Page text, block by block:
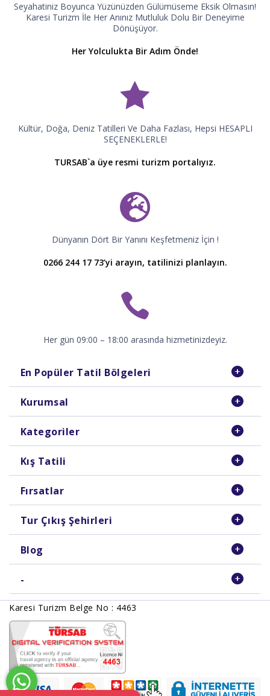
Seyahatiniz Boyunca Yüzünüzden Gülümüseme Eksik Olmasın!
Karesi Turizm İle Her Anınız Mutluluk Dolu Bir Deneyime
Dönüşüyor.
Her Yolculukta Bir Adım Önde!
Kültür, Doğa, Deniz Tatilleri Ve Daha Fazlası, Hepsi HESAPLI
SEÇENEKLERLE!
TURSAB`a üye resmi turizm portalıyız.
Dünyanın Dört Bir Yanını Keşfetmeniz İçin !
0266 244 17 73’yi arayın, tatilinizi planlayın.
Her gün 09:00 – 18:00 arasında hizmetinizdeyiz.
En Popüler Tatil Bölgeleri
Kurumsal
Kategoriler
Kış Tatili
Fırsatlar
Tur Çıkış Şehirleri
Blog
-
Karesi Turizm Belge No : 4463